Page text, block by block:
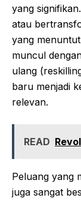
yang
atau
yang
muncul
ulang
baru menjadi
relevan.
READ
Peluang yang
juga sangat